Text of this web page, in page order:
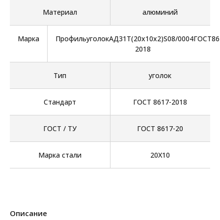
Материал алюминий
Марка
ПрофильуголокАД31Т(20х10х2)S08/
2018
Тип уголок
Стандарт ГОСТ 8617-2018
ГОСТ / ТУ ГОСТ 8617-20
Марка стали 20Х10
Описание